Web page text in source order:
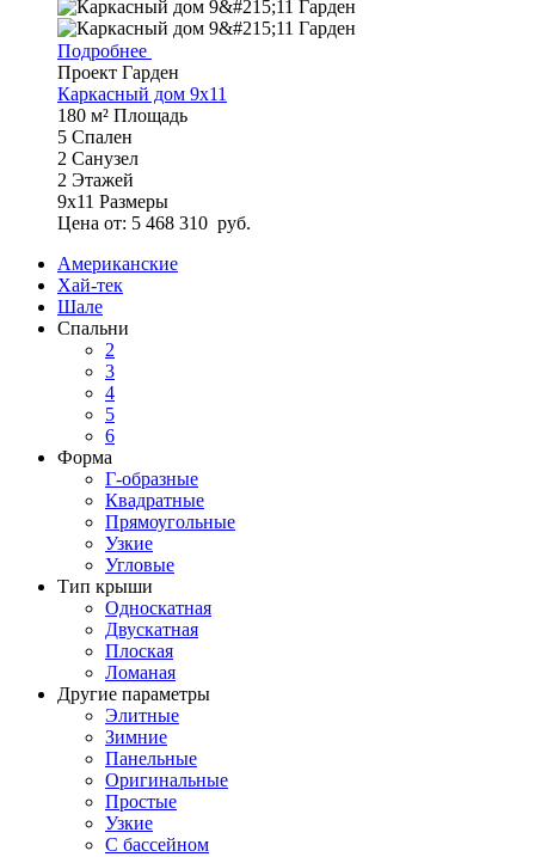
Подробнее
Проект Гарден
Каркасный дом 9х11
180 м² Площадь
5 Спален
2 Санузел
2 Этажей
9х11 Размеры
Цена от: 5 468 310 руб.
Американские
Хай-тек
Шале
Спальни
2
3
4
5
6
Форма
Г-образные
Квадратные
Прямоугольные
Узкие
Угловые
Тип крыши
Односкатная
Двускатная
Плоская
Ломаная
Другие параметры
Элитные
Зимние
Панельные
Оригинальные
Простые
Узкие
С бассейном